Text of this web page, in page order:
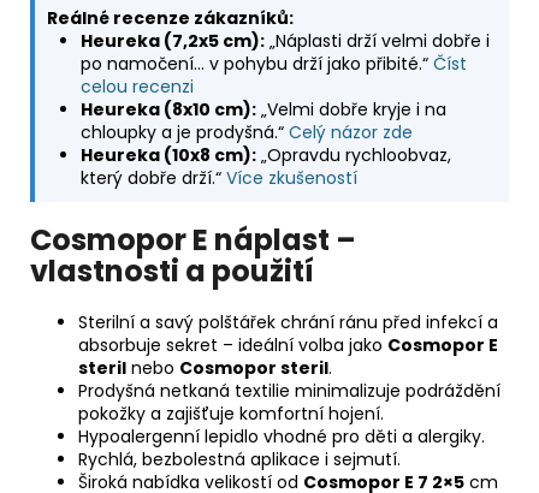
Reálné recenze zákazníků:
Heureka (7,2x5 cm): „Náplasti drží velmi dobře i
po namočení… v pohybu drží jako přibité.“ Číst
celou recenzi
Heureka (8x10 cm): „Velmi dobře kryje i na
chloupky a je prodyšná.“ Celý názor zde
Heureka (10x8 cm): „Opravdu rychloobvaz,
který dobře drží.“ Více zkušeností
Cosmopor E náplast –
vlastnosti a použití
Sterilní a savý polštářek chrání ránu před infekcí a
absorbuje sekret – ideální volba jako Cosmopor E
steril nebo Cosmopor steril.
Prodyšná netkaná textilie minimalizuje podráždění
pokožky a zajišťuje komfortní hojení.
Hypoalergenní lepidlo vhodné pro děti a alergiky.
Rychlá, bezbolestná aplikace i sejmutí.
Široká nabídka velikostí od Cosmopor E 7 2×5 cm